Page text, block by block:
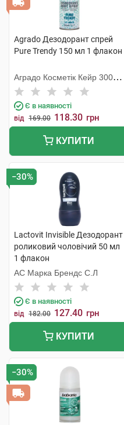
Agrado Дезодорант спрей
Pure Trendy 150 мл 1 флакон
Аградо Косметік Кейр 3000
С.Л.У.
Є в наявності
від 169.00 118.30 грн
КУПИТИ
−30%
Lactovit Invisible Дезодорант
роликовий чоловічий 50 мл
1 флакон
АС Марка Брендс С.Л
Є в наявності
від 182.00 127.40 грн
КУПИТИ
−30%